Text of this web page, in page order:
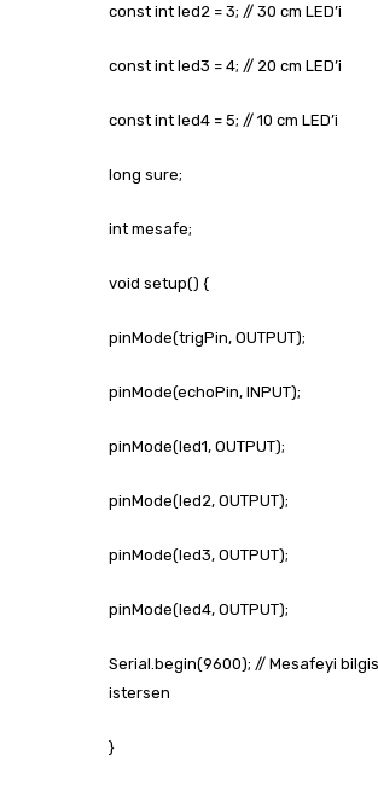
const int led2 = 3; // 30 cm LED’i
const int led3 = 4; // 20 cm LED’i
const int led4 = 5; // 10 cm LED’i
long sure;
int mesafe;
void setup() {
pinMode(trigPin, OUTPUT);
pinMode(echoPin, INPUT);
pinMode(led1, OUTPUT);
pinMode(led2, OUTPUT);
pinMode(led3, OUTPUT);
pinMode(led4, OUTPUT);
Serial.begin(9600); // Mesafeyi
istersen
}